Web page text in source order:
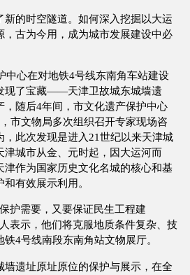
新的时空隧道。如何深入挖掘以大运
，古为今用，成为城市发展建设中必
中心在对地铁4号线东南角车站建设
现了宝藏——天津卫故城东城墙遗
，随后4年间，市文化遗产保护中心
市文物局多次组织召开专家现场咨
，此次发现是进入21世纪以来天津城
津城市从金、元时起，因大运河而
津作为国家历史文化名城的核心和基
有效展示利用。
护需要，又要保证民生工程建
表示，他们将克服地质条件复杂、技
4号线南段东南角站文物展厅。
墙遗址原址原位的保护与展示，在全